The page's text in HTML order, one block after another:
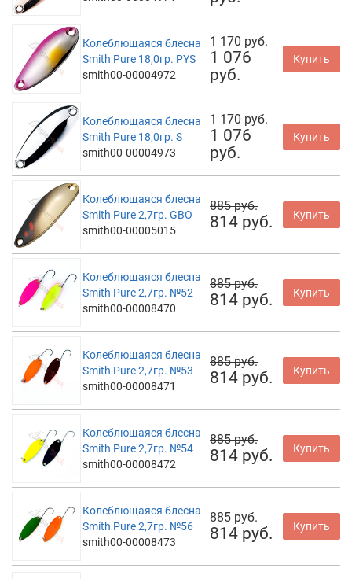
Колеблющаяся блесна
Smith Pure 18,0гр. PYS
smith00-00004972
1 170 руб.
1 076
руб.
Купить
Колеблющаяся блесна
Smith Pure 18,0гр. S
smith00-00004973
1 170 руб.
1 076
руб.
Купить
Колеблющаяся блесна
Smith Pure 2,7гр. GBO
smith00-00005015
885 руб.
814 руб. Купить
Колеблющаяся блесна
Smith Pure 2,7гр. №52
smith00-00008470
885 руб.
814 руб. Купить
Колеблющаяся блесна
Smith Pure 2,7гр. №53
smith00-00008471
885 руб.
814 руб. Купить
Колеблющаяся блесна
Smith Pure 2,7гр. №54
smith00-00008472
885 руб.
814 руб. Купить
Колеблющаяся блесна
Smith Pure 2,7гр. №56
smith00-00008473
885 руб.
814 руб. Купить